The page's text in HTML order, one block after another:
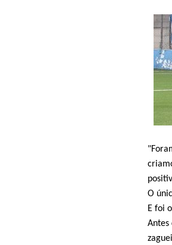
O
E foi
Antes